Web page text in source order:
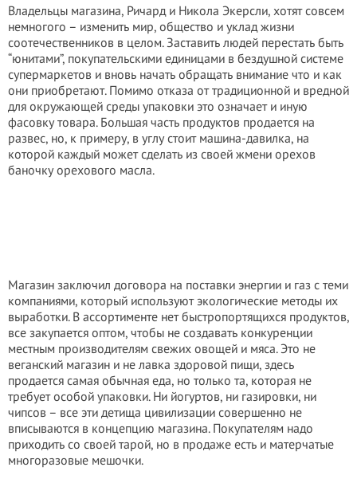
Владельцы магазина, Ричард и Никола Экерсли, хотят совсем
немногого – изменить мир, общество и уклад жизни
соотечественников в целом. Заставить людей перестать быть
“юнитами”, покупательскими единицами в бездушной системе
супермаркетов и вновь начать обращать внимание что и как
они приобретают. Помимо отказа от традиционной и вредной
для окружающей среды упаковки это означает и иную
фасовку товара. Большая часть продуктов продается на
развес, но, к примеру, в углу стоит машина-давилка, на
которой каждый может сделать из своей жмени орехов
баночку орехового масла.
Магазин заключил договора на поставки энергии и газ с теми
компаниями, который используют экологические методы их
выработки. В ассортименте нет быстропортящихся продуктов,
все закупается оптом, чтобы не создавать конкуренции
местным производителям свежих овощей и мяса. Это не
веганский магазин и не лавка здоровой пищи, здесь
продается самая обычная еда, но только та, которая не
требует особой упаковки. Ни йогуртов, ни газировки, ни
чипсов – все эти детища цивилизации совершенно не
вписываются в концепцию магазина. Покупателям надо
приходить со своей тарой, но в продаже есть и матерчатые
многоразовые мешочки.